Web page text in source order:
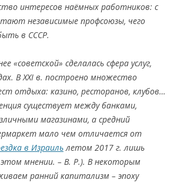
интересов наёмных работников: с
независимые профсоюзы, чего
в СССР.
«советской» сделалась сфера услуг,
В ХХI в. построено множество
отдыха: казино, ресторанов, клубов…
существует между банками,
магазинами, а средний
мало чем отличается от
в Израиль летом 2017 г. лишь
этом мнении. – В. Р.). В некоторым
ранний капитализм – эпоху